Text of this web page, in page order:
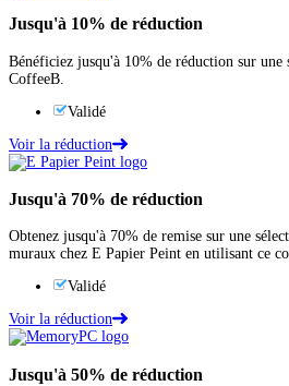
Jusqu'à 10% de réduction
Bénéficiez jusqu'à 10% de réduction sur une
CoffeeB.
Validé
Voir la réduction
Jusqu'à 70% de réduction
Obtenez jusqu'à 70% de remise sur une
muraux chez E Papier Peint en utilisant ce
Validé
Voir la réduction
Jusqu'à 50% de réduction